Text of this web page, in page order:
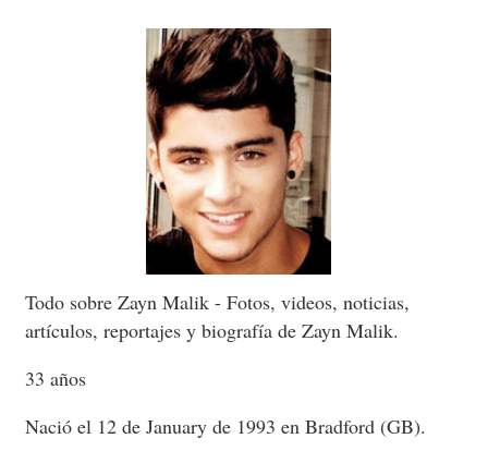
Todo sobre Zayn Malik - Fotos, videos, noticias,
artículos, reportajes y biografía de Zayn Malik.
33 años
Nació el 12 de January de 1993 en Bradford (GB).